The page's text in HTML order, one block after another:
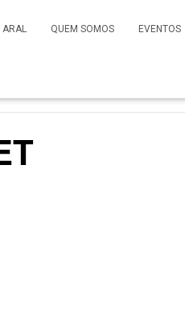
ARAL QUEM SOMOS EVENTOS